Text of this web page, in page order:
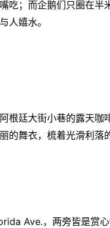
吃；而企鹅们只圈在半
人嬉水。
阿根廷大街小巷的露天咖
的舞衣，梳着光滑利落
Ave.，两旁皆是赏